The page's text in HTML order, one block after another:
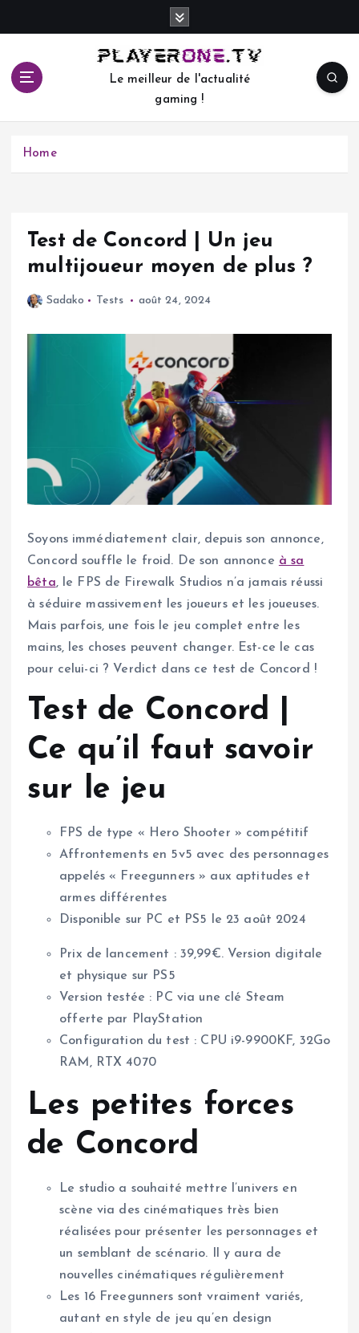
c
Le meilleur de l'actualité
gaming !
Home
Test de Concord | Un jeu
multijoueur moyen de plus ?
Sadako Tests août 24, 2024
Soyons immédiatement clair, depuis son annonce,
Concord souffle le froid. De son annonce à sa
bêta, le FPS de Firewalk Studios n’a jamais réussi
à séduire massivement les joueurs et les joueuses.
Mais parfois, une fois le jeu complet entre les
mains, les choses peuvent changer. Est-ce le cas
pour celui-ci ? Verdict dans ce test de Concord !
Test de Concord |
Ce qu’il faut savoir
sur le jeu
FPS de type « Hero Shooter » compétitif
Affrontements en 5v5 avec des personnages
appelés « Freegunners » aux aptitudes et
armes différentes
Disponible sur PC et PS5 le 23 août 2024
Prix de lancement : 39,99€. Version digitale
et physique sur PS5
Version testée : PC via une clé Steam
offerte par PlayStation
Configuration du test : CPU i9-9900KF, 32Go
RAM, RTX 4070
Les petites forces
de Concord
Le studio a souhaité mettre l’univers en
scène via des cinématiques très bien
réalisées pour présenter les personnages et
un semblant de scénario. Il y aura de
nouvelles cinématiques régulièrement
Les 16 Freegunners sont vraiment variés,
autant en style de jeu qu’en design